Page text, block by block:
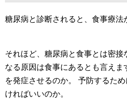
糖尿病と診断されると、食事療法
それほど、糖尿病と食事とは密接
なる原因は食事にあるとも言えま
を発症させるのか。 予防するた
ければいいのか。